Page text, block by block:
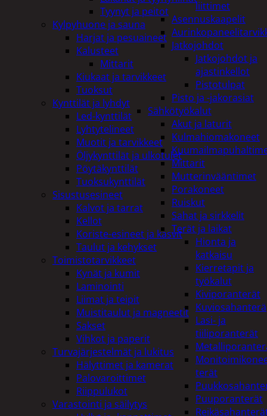
liittimet
Asennuskaapelit
Jatkojohdot
Jatkojohdot ja
ajastinkellot
Pistotulpat
Pisto ja -jakorasiat
Sähkötyökalut
Akut ja laturit
Kulmahiomakoneet
Mittarit
Mutterinvääntimet
Porakoneet
Ruiskut
Sahat ja sirkkelit
Terät ja laikat
Hionta ja
katkaisu
Kierretapit ja
työkalut
Kiviporanterät
Kuviosahanterä
Lasi- ja
tiiliporanterät
terät
Puuporanterät
Tyynyt ja peitot
Kylpyhuone ja sauna
Harjat ja pesuaineet
Kalusteet
Mittarit
Kiukaat ja tarvikkeet
Tuoksut
Kynttilät ja lyhdyt
Led-kynttilät
Lyhtytelineet
Muotit ja tarvikkeet
Öljykynttilät ja ulkotulet
Pöytäkynttilät
Tuoksukynttilät
Sisustusesineet
Kalvot ja tarrat
Kellot
Koriste-esineet ja kasvit
Taulut ja kehykset
Toimistotarvikkeet
Kynät ja kumit
Laminointi
Liimat ja teipit
Muistitaulut ja magneetit
Sakset
Vihkot ja paperit
Turvajärjestelmät ja lukitus
Hälyttimet ja kamerat
Palovaroittimet
Riippulukot
Varastointi ja säilytys